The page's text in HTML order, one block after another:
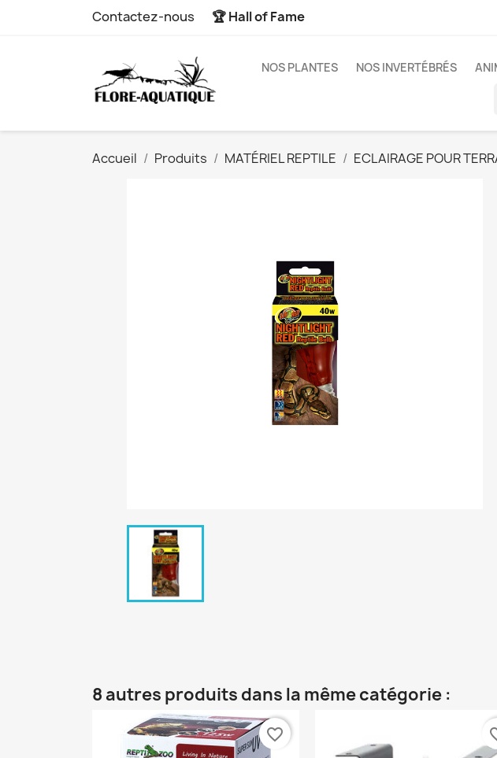
Contactez-nous 🏆 Hall of Fame
NOS PLANTES NOS INVERTÉBRÉS
Accueil Produits MATÉRIEL REPTILE ECLAIRAGE POUR
8 autres produits dans la même catégorie :
favorite_border